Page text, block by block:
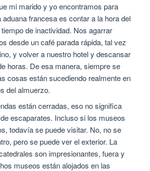
mi marido y yo encontramos para
aduana francesa es contar a la hora del
de inactividad. Nos agarrar
desde un café parada rápida, tal vez
y volver a nuestro hotel y descansar
horas. De esa manera, siempre se
cosas están sucediendo realmente en
del almuerzo.
están cerradas, eso no significa
escaparates. Incluso si los museos
todavía se puede visitar. No, no se
pero se puede ver el exterior. La
son impresionantes, fuera y
museos están alojados en las